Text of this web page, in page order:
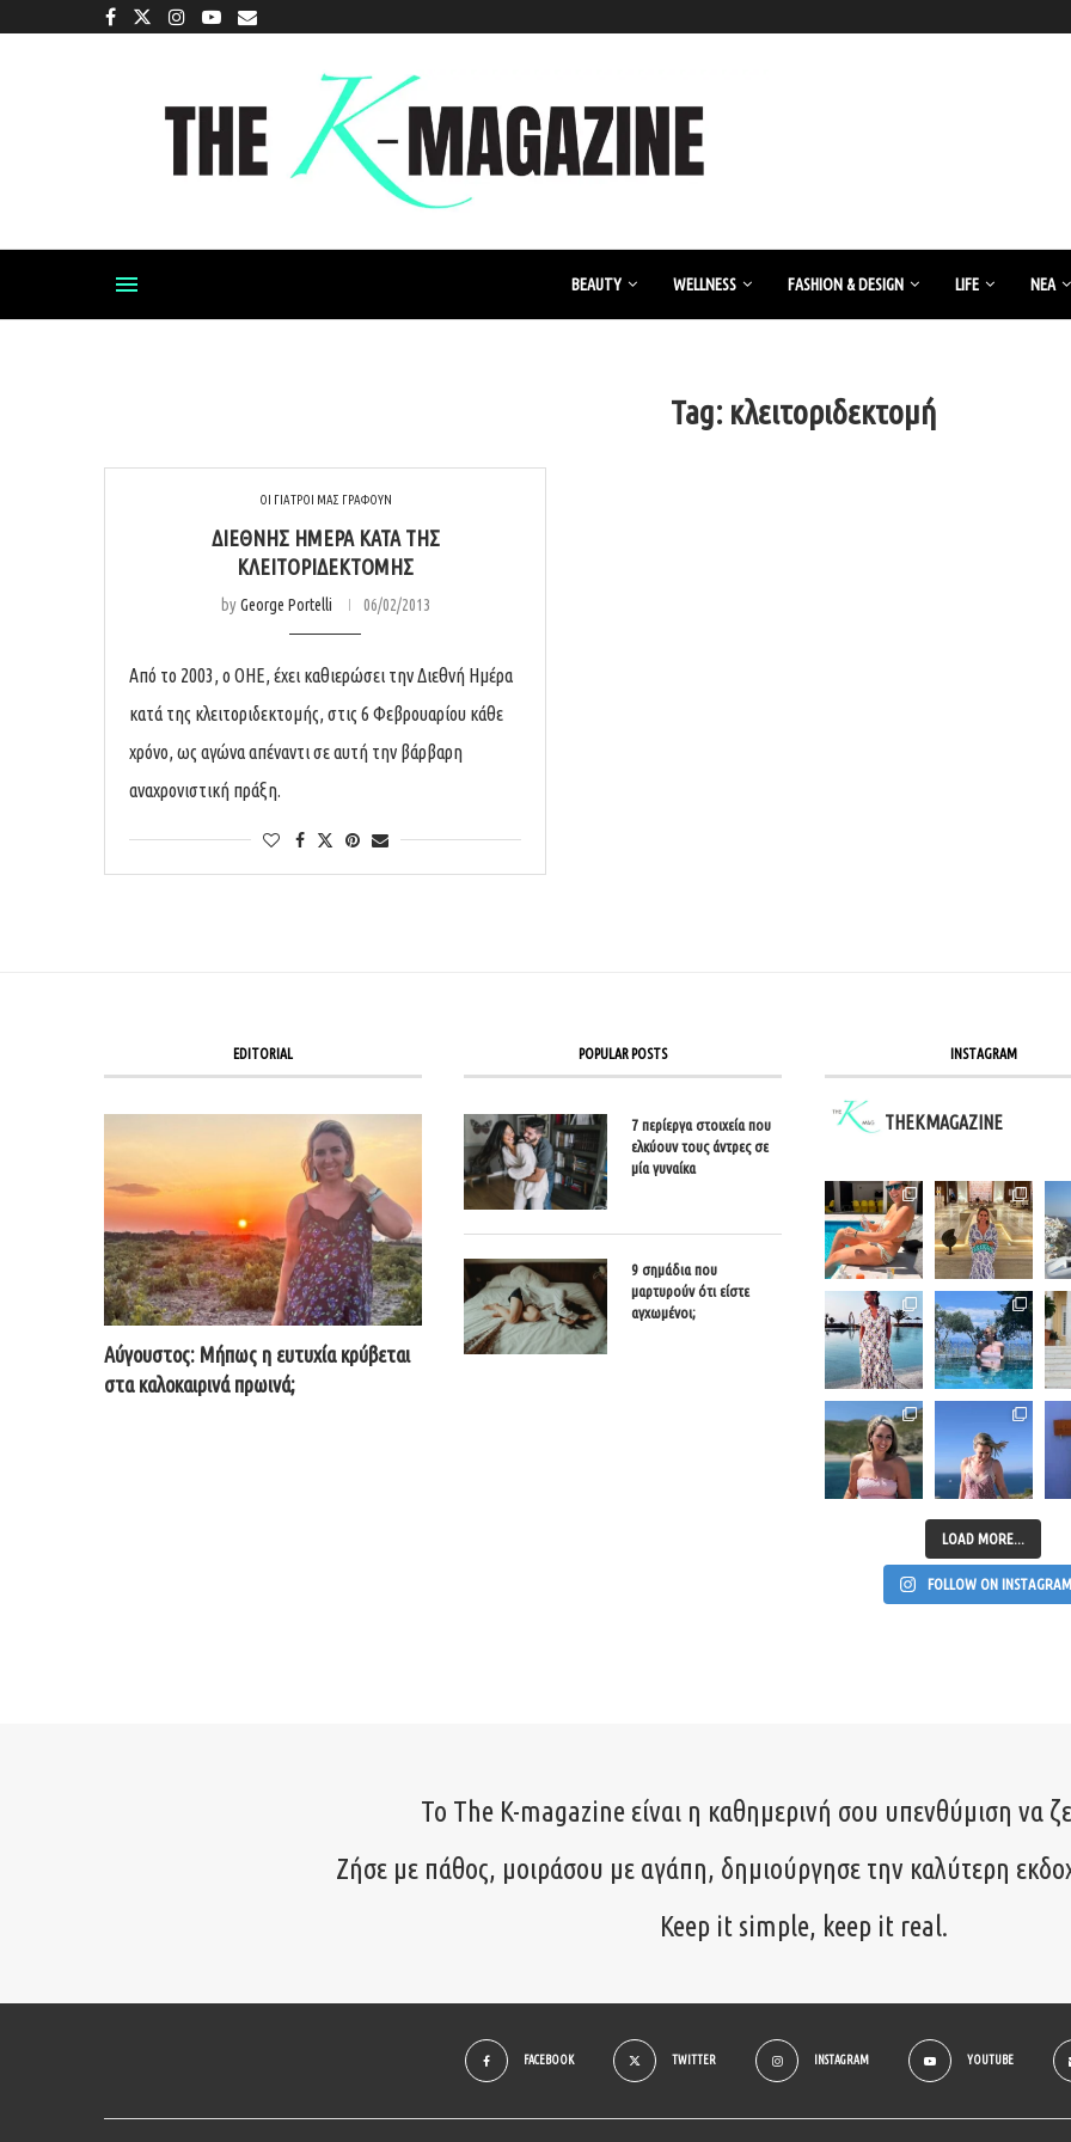
BEAUTY WELLNESS FASHION & DESIGN LIFE ΝΈΑ
Tag: κλειτοριδεκτομή
ΟΙ ΓΙΑΤΡΟΙ ΜΑΣ ΓΡΑΦΟΥΝ
ΔΙΕΘΝΉΣ ΗΜΈΡΑ ΚΑΤΆ ΤΗΣ
ΚΛΕΙΤΟΡΙΔΕΚΤΟΜΉΣ
byGeorge Portelli 06/02/2013
Από το 2003, ο ΟΗΕ, έχει καθιερώσει την Διεθνή Ημέρα
κατά της κλειτοριδεκτομής, στις 6 Φεβρουαρίου κάθε
χρόνο, ως αγώνα απέναντι σε αυτή την βάρβαρη
αναχρονιστική πράξη.
EDITORIAL
Αύγουστος: Μήπως η ευτυχία κρύβεται
στα καλοκαιρινά πρωινά;
POPULAR POSTS
7 περίεργα στοιχεία που
ελκύουν τους άντρες σε
μία γυναίκα
9 σημάδια που
μαρτυρούν ότι είστε
αγχωμένοι;
INSTAGRAM
THEKMAGAZINE
LOAD MORE...
FOLLOW ON INSTAGRAM
Το The K-magazine είναι η καθημερινή σου υπενθύμιση να
Ζήσε με πάθος, μοιράσου με αγάπη, δημιούργησε την καλύτερη
Keep it simple, keep it real.
FACEBOOK TWITTER INSTAGRAM YOUTUBE